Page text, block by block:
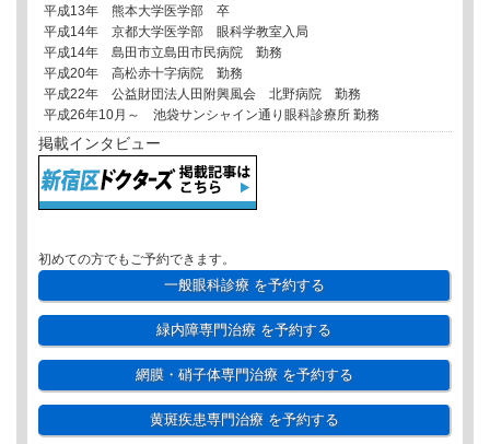
平成13年 熊本大学医学部 卒
平成14年 京都大学医学部 眼科学教室入局
平成14年 島田市立島田市民病院 勤務
平成20年 高松赤十字病院 勤務
平成22年 公益財団法人田附興風会 北野病院 勤務
平成26年10月～ 池袋サンシャイン通り眼科診療所 勤務
掲載インタビュー
初めての方でもご予約できます。
一般眼科診療を予約する
緑内障専門治療 を予約する
網膜・硝子体専門治療を予約する
黄斑疾患専門治療を予約する